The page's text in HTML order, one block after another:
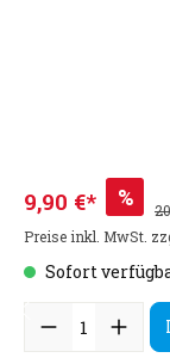
9,90 €* %
Preise inkl. MwSt.
Sofort